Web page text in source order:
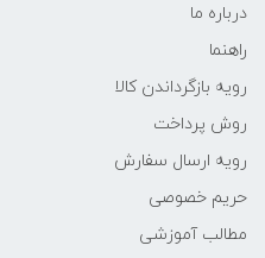
درباره ما
راهنما
رویه‌ بازگرداندن کالا
روش پرداخت
رویه ارسال سفارش
حریم خصوصی
مطالب آموزشی